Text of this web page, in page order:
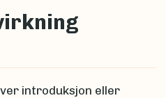
introduksjon eller